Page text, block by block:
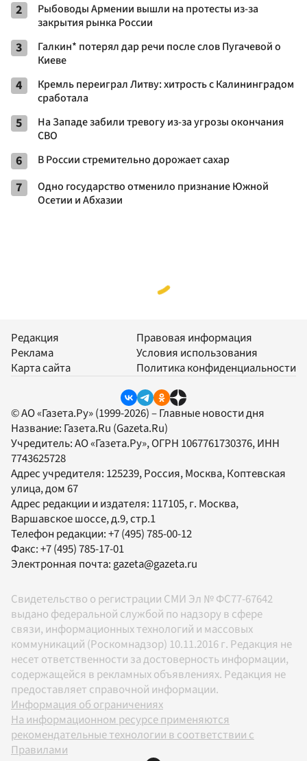
2
Рыбоводы Армении вышли на протесты из-за
закрытия рынка России
3
Галкин* потерял дар речи после слов Пугачевой о
Киеве
4
Кремль переиграл Литву: хитрость с Калининградом
сработала
5
На Западе забили тревогу из-за угрозы окончания
СВО
6 В России стремительно дорожает сахар
7
Одно государство отменило признание Южной
Осетии и Абхазии
Редакция
Реклама
Карта сайта
Правовая информация
Условия использования
Политика конфиденциальности
© АО «Газета.Ру» (1999-2026) – Главные новости дня
Название: Газета.Ru (Gazeta.Ru)
Учредитель:АО «Газета.Ру», ОГРН 1067761730376, ИНН
7743625728
Адрес учредителя: 125239, Россия, Москва, Коптевская
улица, дом 67
Адрес редакции и издателя: 117105, г. Москва,
Варшавское шоссе, д.9, стр.1
Телефон редакции:+7 (495) 785-00-12
Факс:+7 (495) 785-17-01
Электронная почта:gazeta@gazeta.ru
Свидетельство о регистрации СМИ Эл № ФС77-67642
выдано федеральной службой по надзору в сфере
связи, информационных технологий и массовых
коммуникаций (Роскомнадзор) 10.11.2016 г. Редакция не
несет ответственности за достоверность информации,
содержащейся в рекламных объявлениях. Редакция не
предоставляет справочной информации.
Информация об ограничениях
На информационном ресурсе применяются
рекомендательные технологии в соответствии с
Правилами